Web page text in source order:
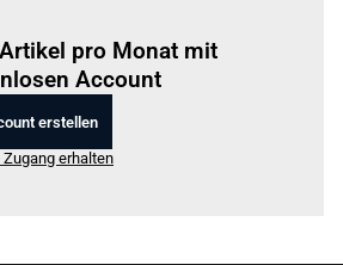
pro Monat mit
Account
erstellen
erhalten